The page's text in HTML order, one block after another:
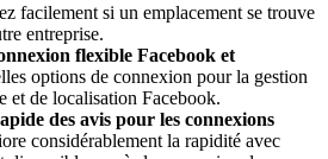
facilement si un emplacement se trouve
entreprise.
flexible Facebook et
options de connexion pour la gestion
et de localisation Facebook.
des avis pour les connexions
considérablement la rapidité avec